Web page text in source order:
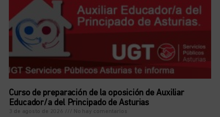
Curso de preparación de la oposición de Auxiliar
Educador/a del Principado de Asturias
3 de agosto de 2026 No hay comentarios